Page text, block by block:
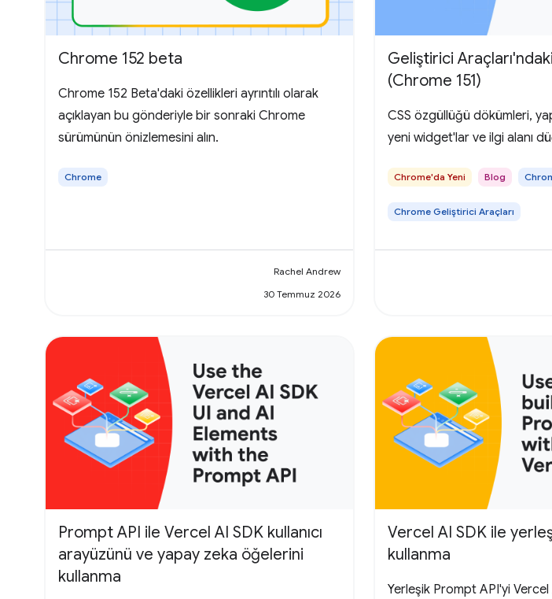
Chrome 152 beta
Chrome 152 Beta'daki özellikleri ayrıntılı olarak
açıklayan bu gönderiyle bir sonraki Chrome
sürümünün önizlemesini alın.
Chrome
Rachel Andrew
30 Temmuz 2026
Geliştirici
(Chrome 151)
CSS özgüllüğü dökümleri,
yeni widget'lar ve ilgi alanı
Chrome'da Yeni Blog
Chrome Geliştirici Araçları
Prompt API ile Vercel AI SDK kullanıcı
arayüzünü ve yapay zeka öğelerini
kullanma
Vercel AI SDK ile
kullanma
Yerleşik Prompt API'yi Vercel